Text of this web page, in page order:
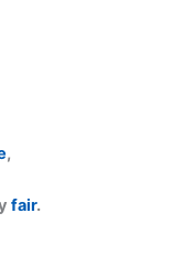
,
fair.